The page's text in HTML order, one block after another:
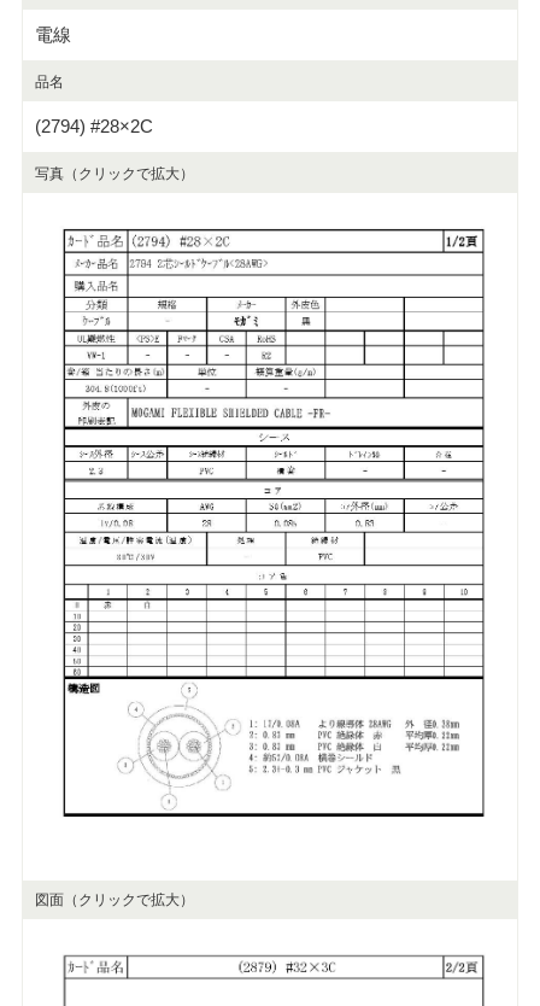
電線
品名
(2794) #28×2C
写真（クリックで拡大）
図面（クリックで拡大）